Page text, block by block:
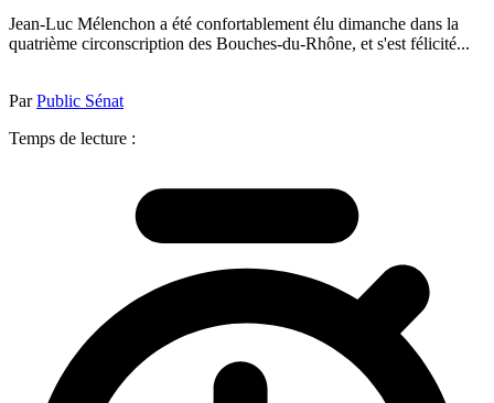
Jean-Luc Mélenchon a été confortablement élu dimanche dans la
quatrième circonscription des Bouches-du-Rhône, et s'est félicité...
ParPublic Sénat
Temps de lecture :